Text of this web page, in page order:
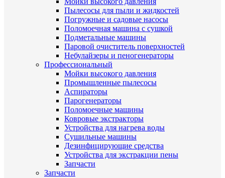
Пылесосы для пыли и жидкостей
Погружные и садовые насосы
Поломоечная машина с сушкой
Подметальные машины
Паровой очиститель поверхностей
Небулайзеры и пеногенераторы
Профессиональный
Мойки высокого давления
Промышленные пылесосы
Аспираторы
Парогенераторы
Поломоечные машины
Ковровые экстракторы
Устройства для нагрева воды
Сушильные машины
Дезинфицирующие средства
Устройства для экстракции пены
Запчасти
Запчасти